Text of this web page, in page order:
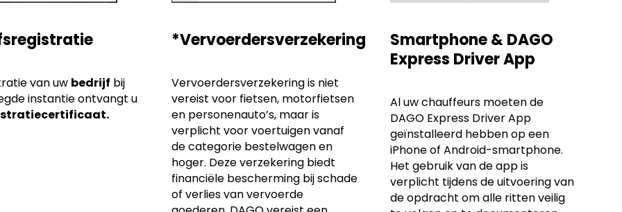
van uw bedrijf bij
instantie ontvangt u
*Vervoerdersverzekering
Vervoerdersverzekering is niet
vereist voor fietsen, motorfietsen
en personenauto’s, maar is
verplicht voor voertuigen vanaf
de categorie bestelwagen en
hoger. Deze verzekering biedt
financiële bescherming bij schade
of verlies van vervoerde
Smartphone & DAGO
Express Driver App
Al uw chauffeurs moeten de
DAGO Express Driver App
geïnstalleerd hebben op een
iPhone of Android-smartphone.
Het gebruik van de app is
verplicht tijdens de uitvoering van
de opdracht om alle ritten veilig